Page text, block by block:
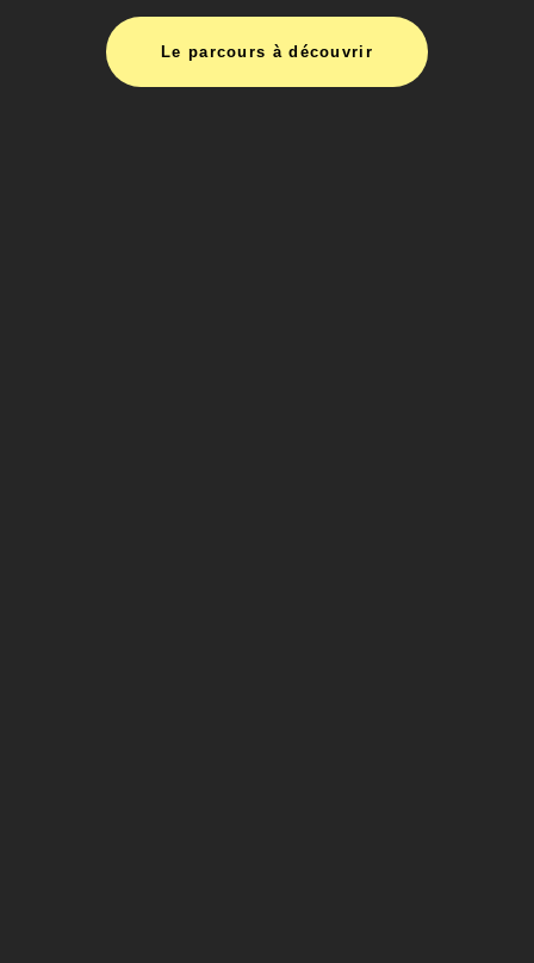
Le parcours à découvrir